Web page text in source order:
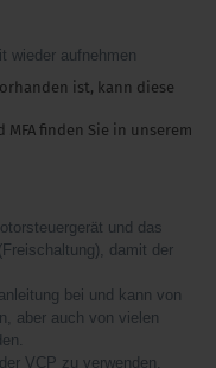
wieder aufnehmen
ist, kann diese
MFA finden Sie in unserem
und das
damit der
bei und kann von
aber auch von vielen
VCP zu verwenden.